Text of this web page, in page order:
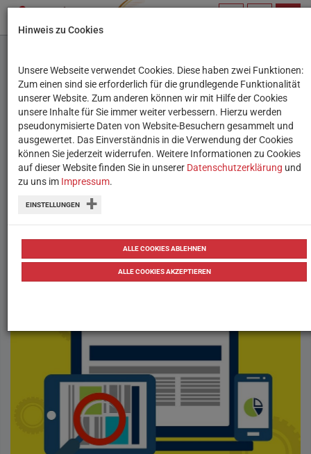
Kostenloses
Unterrichtsmaterial:
„Informieren und
Recherchieren“
Auf appcamps.de wurden neue
unter anderem zum Thema
Medienkompetenz.
vonTanja Waculik 24.07.2018 Tipps
Hinweis zu Cookies
Unsere Webseite verwendet Cookies. Diese haben zwei Funktionen:
Zum einen sind sie erforderlich für die grundlegende Funktionalität
unserer Website. Zum anderen können wir mit Hilfe der Cookies
unsere Inhalte für Sie immer weiter verbessern. Hierzu werden
pseudonymisierte Daten von Website-Besuchern gesammelt und
ausgewertet. Das Einverständnis in die Verwendung der Cookies
können Sie jederzeit widerrufen. Weitere Informationen zu Cookies
auf dieser Website finden Sie in unserer Datenschutzerklärung und
zu uns im Impressum.
EINSTELLUNGEN
ALLE COOKIES ABLEHNEN
ALLE COOKIES AKZEPTIEREN